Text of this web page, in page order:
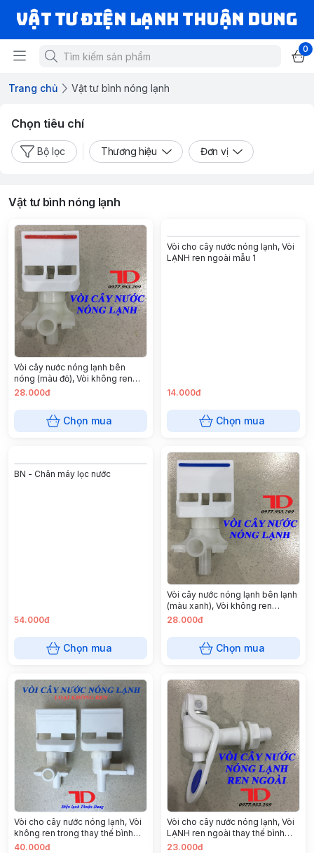
VẬT TƯ ĐIỆN LẠNH THUẬN DUNG
0
Trang chủ Vật tư bình nóng lạnh
Chọn tiêu chí
Bộ lọc Thương hiệu Đơn vị
Vật tư bình nóng lạnh
Vòi cây nước nóng lạnh bên
nóng (màu đỏ), Vòi không ren
Alaska bên nóng
28.000đ
Chọn mua
Vòi cho cây nước nóng lạnh, Vòi
LẠNH ren ngoài mẫu 1
14.000đ
Chọn mua
BN - Chân máy lọc nước
54.000đ
Chọn mua
Vòi cây nước nóng lạnh bên lạnh
(màu xanh), Vòi không ren
Alaska bên lạnh
28.000đ
Chọn mua
Vòi cho cây nước nóng lạnh, Vòi
không ren trong thay thế bình
nóng lạnh
40.000đ
Vòi cho cây nước nóng lạnh, Vòi
LẠNH ren ngoài thay thế bình
nóng lạnh, chấm bi
23.000đ